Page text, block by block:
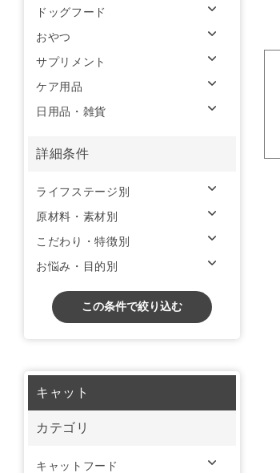
ドッグフード
おやつ
サプリメント
ケア用品
日用品・雑貨
詳細条件
ライフステージ別
原材料・素材別
こだわり・特徴別
お悩み・目的別
この条件で絞り込む
キャット
カテゴリ
キャットフード